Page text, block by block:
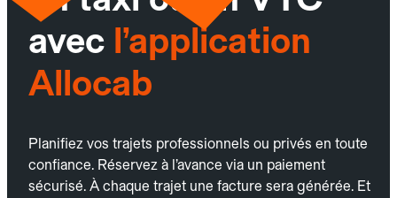
avec l’application
Allocab
Planifiez vos trajets professionnels ou privés en toute
confiance. Réservez à l’avance via un paiement
sécurisé. À chaque trajet une facture sera générée. Et